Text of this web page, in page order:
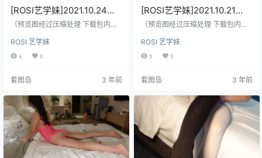
[ROSI艺学妹]2021.10.24
NO.239[75+1P／135MB]
（预览图经过压缩处理 下载包内是
ROSI 艺学妹
6 0
套图岛 3 年前
[ROSI艺学妹]2021.10.21
NO.237[117+1P／144MB]
（预览图经过压缩处理 下载包内是
ROSI 艺学妹
5 0
套图岛 3 年前